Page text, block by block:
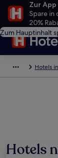
Zur
Spare in
20%
Zum Hauptinhalt
Hotels
Hotels